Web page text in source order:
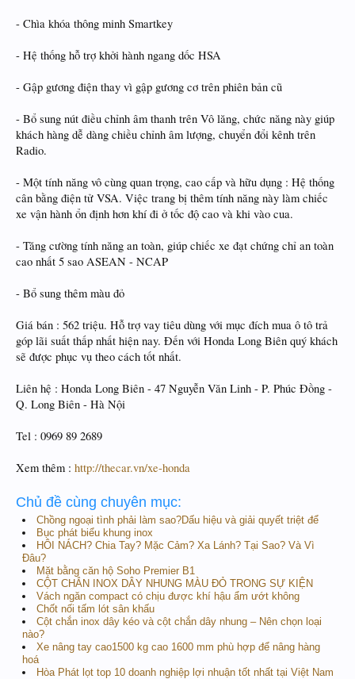
- Chìa khóa thông minh Smartkey
- Hệ thống hỗ trợ khởi hành ngang dốc HSA
- Gập gương điện thay vì gập gương cơ trên phiên bản cũ
- Bổ sung nút điều chỉnh âm thanh trên Vô lăng, chức năng này giúp
khách hàng dễ dàng chiều chỉnh âm lượng, chuyển đổi kênh trên
Radio.
- Một tính năng vô cùng quan trọng, cao cấp và hữu dụng : Hệ thống
cân bằng điện tử VSA. Việc trang bị thêm tính năng này làm chiếc
xe vận hành ổn định hơn khí đi ở tốc độ cao và khi vào cua.
- Tăng cường tính năng an toàn, giúp chiếc xe đạt chứng chỉ an toàn
cao nhất 5 sao ASEAN - NCAP
- Bổ sung thêm màu đỏ
Giá bán : 562 triệu. Hỗ trợ vay tiêu dùng với mục đích mua ô tô trả
góp lãi suất thấp nhất hiện nay. Đến với Honda Long Biên quý khách
sẽ được phục vụ theo cách tốt nhất.
Liên hệ : Honda Long Biên - 47 Nguyễn Văn Linh - P. Phúc Đồng -
Q. Long Biên - Hà Nội
Tel : 0969 89 2689
Xem thêm : http://thecar.vn/xe-honda
Chủ đề cùng chuyên mục:
Chồng ngoại tình phải làm sao?Dấu hiệu và giải quyết triệt để
Bục phát biểu khung inox
HÔI NÁCH? Chia Tay? Mặc Cảm? Xa Lánh? Tại Sao? Và Vì
Đâu?
Mặt bằng căn hộ Soho Premier B1
CỘT CHẮN INOX DÂY NHUNG MÀU ĐỎ TRONG SỰ KIỆN
Vách ngăn compact có chịu được khí hậu ẩm ướt không
Chốt nối tấm lót sân khấu
Cột chắn inox dây kéo và cột chắn dây nhung – Nên chọn loại
nào?
Xe nâng tay cao1500 kg cao 1600 mm phù hợp để nâng hàng
hoá
Hòa Phát lọt top 10 doanh nghiệp lợi nhuận tốt nhất tại Việt Nam